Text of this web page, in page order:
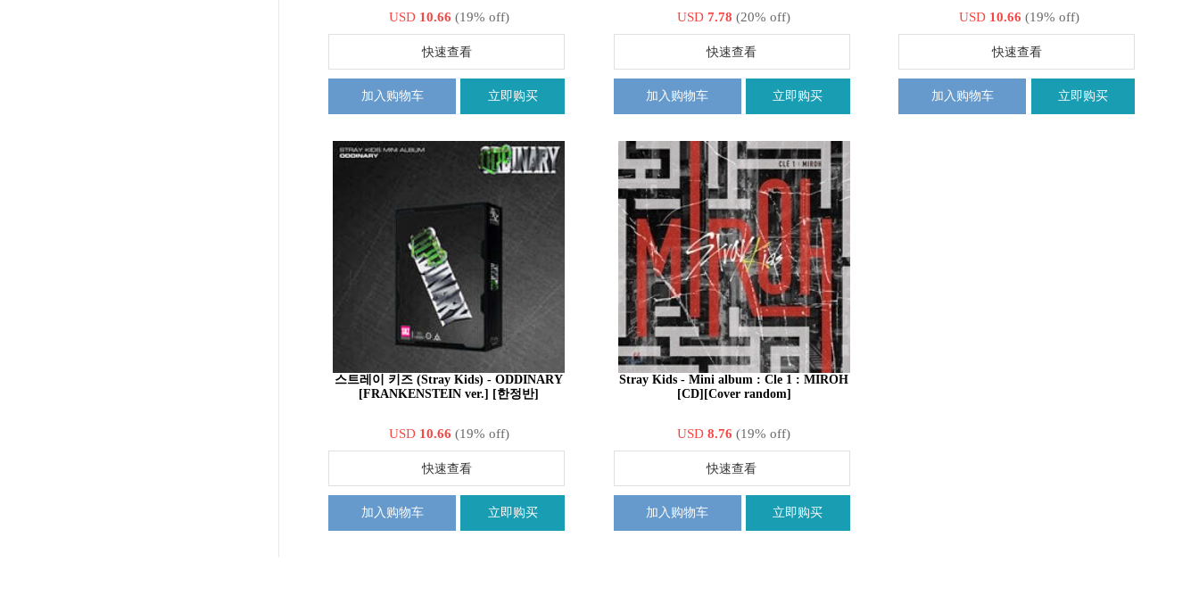
USD 10.66 (19% off)
快速查看
加入购物车 立即购买
USD7.78 (20% off)
快速查看
加入购物车 立即购买
USD 10.66 (19% off)
快速查看
加入购物车 立即购买
스트레이 키즈 (Stray Kids) - ODDINARY
[FRANKENSTEIN ver.] [한정반]
USD 10.66 (19% off)
快速查看
加入购物车 立即购买
Stray Kids - Mini album : Cle 1 : MIROH
[CD][Cover random]
USD8.76 (19% off)
快速查看
加入购物车 立即购买